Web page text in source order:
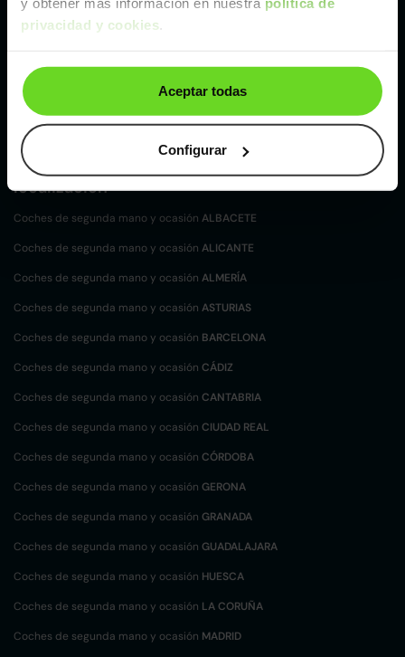
privacidad y cookies.
Aceptar todas
Configurar
Zaragoza
Ver Hyundai Tucson de segunda mano y ocasión
Hyundai Tucson de segunda mano y ocasión
Coches desegunda mano y ocasión por
localización
Coches de segunda mano y ocasión ALBACETE
Coches de segunda mano y ocasión ALICANTE
Coches de segunda mano y ocasión ALMERÍA
Coches de segunda mano y ocasión ASTURIAS
Coches de segunda mano y ocasión BARCELONA
Coches de segunda mano y ocasión CÁDIZ
Coches de segunda mano y ocasión CANTABRIA
Coches de segunda mano y ocasión CIUDAD REAL
Coches de segunda mano y ocasión CÓRDOBA
Coches de segunda mano y ocasión GERONA
Coches de segunda mano y ocasión GRANADA
Coches de segunda mano y ocasión GUADALAJARA
Coches de segunda mano y ocasión HUESCA
Coches de segunda mano y ocasión LA CORUÑA
Coches de segunda mano y ocasión MADRID